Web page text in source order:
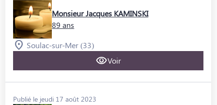
Monsieur Jacques KAMINSKI
89 ans
Soulac-sur-Mer (33)
Voir
Publié le jeudi 17 août 2023